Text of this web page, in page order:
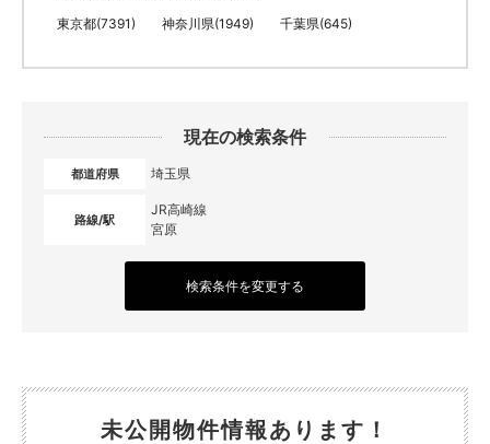
東京都(7391) 神奈川県(1949) 千葉県(645)
現在の検索条件
都道府県 埼玉県
路線/駅
JR高崎線
宮原
検索条件を変更する
未公開物件情報あります！